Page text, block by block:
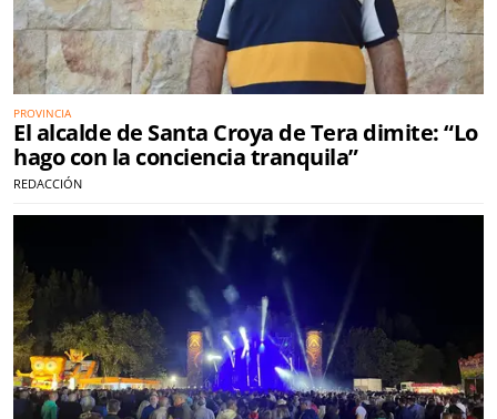
PROVINCIA
El alcalde de Santa Croya de Tera dimite: “Lo
hago con la conciencia tranquila”
REDACCIÓN